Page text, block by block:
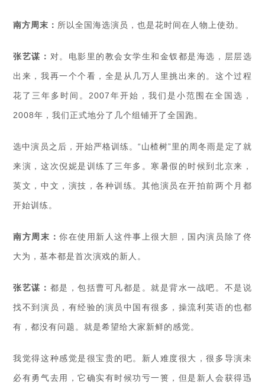
南方周末： 所以全国海选演员，也是花时间在人物上使劲。
张艺谋： 对。电影里的教会女学生和金钗都是海选，层层选
出来，我再一个个看，全是从几万人里挑出来的。这个过程
花了三年多时间。2007年开始，我们是小范围在全国选，
2008年，我们正式地分了几个组铺开了全国跑。
选中演员之后，开始严格训练。“山楂树”里的周冬雨是定了就
来演，这次倪妮是训练了三年多。寒暑假的时候到北京来，
英文，中文，演技，各种训练。其他演员在开拍前两个月都
开始训练。
南方周末：你在使用新人这件事上很大胆，国内演员除了佟
大为，基本都是首次演戏的新人。
张艺谋： 都是，包括曹可凡都是。就是背水一战吧。不是说
找不到演员，有经验的演员中国有很多，操流利英语的也都
有，都没有问题。就是希望给大家新鲜的感觉。
我觉得这种感觉是很宝贵的吧。新人难度很大，很多导演未
必有勇气去用，它确实有时候功亏一篑，但是新人会获得迅